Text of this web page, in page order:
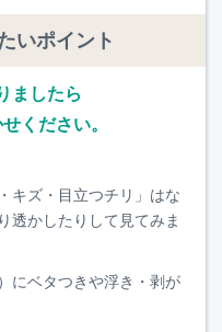
いポイント
ましたら
ください。
キズ・目立つチリ」はな
透かしたりして見てみま
にベタつきや浮き・剥が